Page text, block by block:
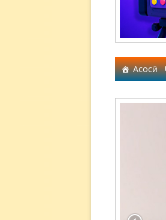
Асосӣ